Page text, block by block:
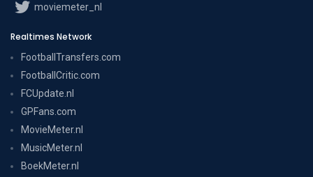
moviemeter_nl
Realtimes Network
FootballTransfers.com
FootballCritic.com
FCUpdate.nl
GPFans.com
MovieMeter.nl
MusicMeter.nl
BoekMeter.nl